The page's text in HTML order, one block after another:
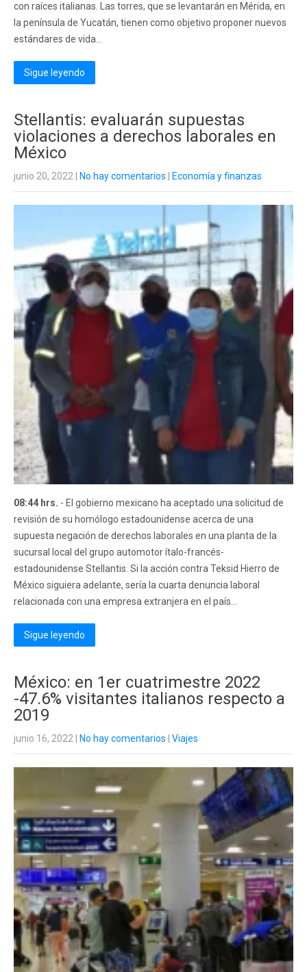
con raíces italianas. Las torres, que se levantarán en Mérida, en
la península de Yucatán, tienen como objetivo proponer nuevos
estándares de vida...
Sigue leyendo
Stellantis: evaluarán supuestas
violaciones a derechos laborales en
México
junio 20, 2022 No hay comentarios Economía y finanzas
08:44 hrs. - El gobierno mexicano ha aceptado una solicitud de
revisión de su homólogo estadounidense acerca de una
supuesta negación de derechos laborales en una planta de la
sucursal local del grupo automotor ítalo-francés-
estadounidense Stellantis. Si la acción contra Teksid Hierro de
México siguiera adelante, sería la cuarta denuncia laboral
relacionada con una empresa extranjera en el país...
Sigue leyendo
México: en 1er cuatrimestre 2022
-47.6% visitantes italianos respecto a
2019
junio 16, 2022 No hay comentarios Viajes